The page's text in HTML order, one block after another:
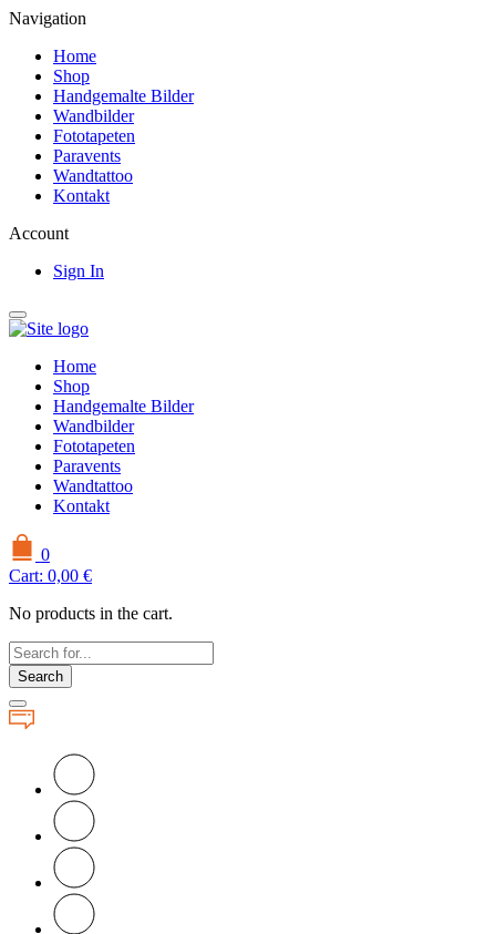
Navigation
Home
Shop
Handgemalte Bilder
Wandbilder
Fototapeten
Paravents
Wandtattoo
Kontakt
Account
Sign In
Home
Shop
Handgemalte Bilder
Wandbilder
Fototapeten
Paravents
Wandtattoo
Kontakt
0
Cart: 0,00 €
No products in the cart.
Search